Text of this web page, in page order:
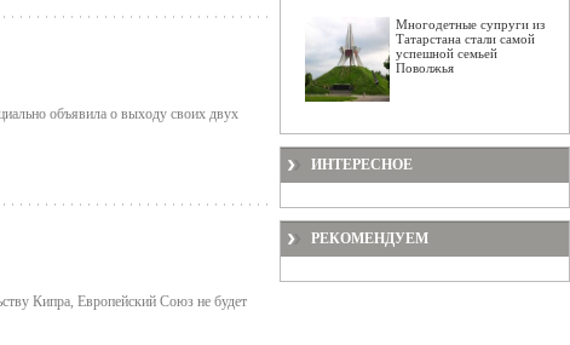
объявила о выходу своих двух
Кипра, Европейский Союз не будет
Многодетные супруги из
Татарстана стали самой
успешной семьей
Поволжья
ИНТЕРЕСНОЕ
РЕКОМЕНДУЕМ